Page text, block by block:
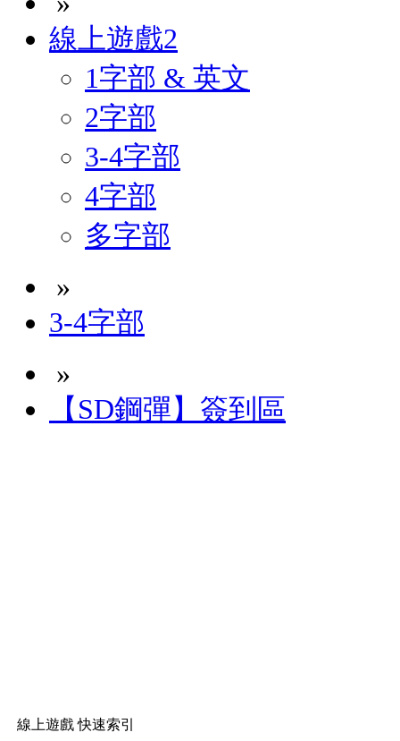
線上遊戲2
1字部 & 英文
2字部
3-4字部
4字部
多字部
»
3-4字部
»
【SD鋼彈】簽到區
線上遊戲 快速索引